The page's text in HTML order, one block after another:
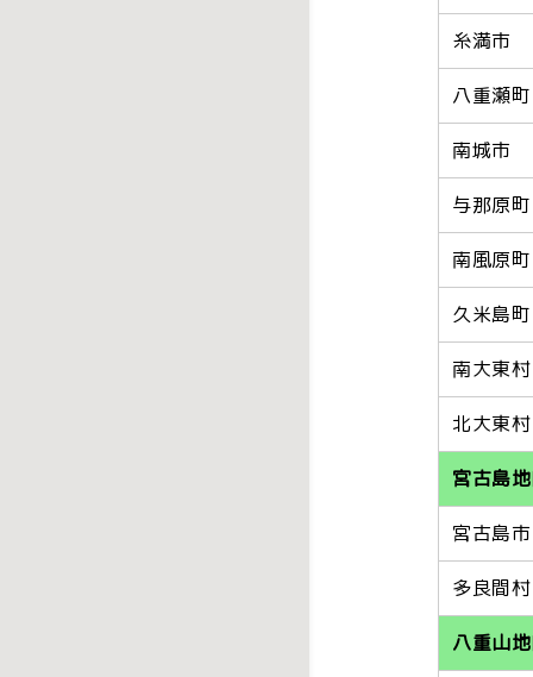
糸満市
八重瀬町
南城市
与那原町
南風原町
久米島町
南大東村
北大東村
宮古島
宮古島市
多良間村
八重山